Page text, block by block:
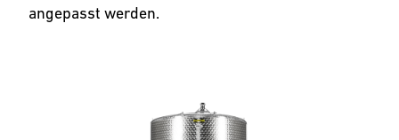
angepasst werden.